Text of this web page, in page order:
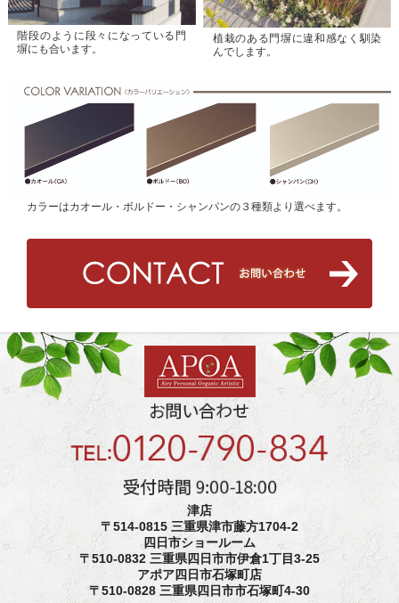
階段のように段々になっている門
塀にも合います。
植栽のある門塀に違和感なく馴染
んでします。
カラーはカオール・ボルドー・シャンパンの３種類より選べます。
津店
〒514-0815 三重県津市藤方1704-2
四日市ショールーム
〒510-0832 三重県四日市市伊倉1丁目3-25
アポア四日市石塚町店
〒510-0828 三重県四日市市石塚町4-30